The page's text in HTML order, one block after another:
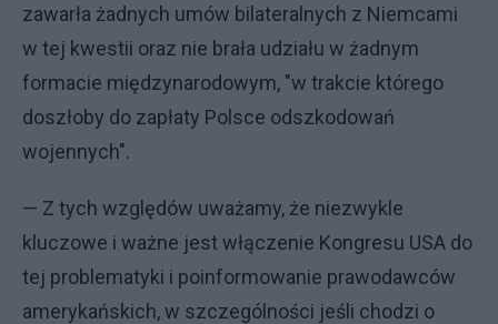
zawarła żadnych umów bilateralnych z Niemcami
w tej kwestii oraz nie brała udziału w żadnym
formacie międzynarodowym, "w trakcie którego
doszłoby do zapłaty Polsce odszkodowań
wojennych".
— Z tych względów uważamy, że niezwykle
kluczowe i ważne jest włączenie Kongresu USA do
tej problematyki i poinformowanie prawodawców
amerykańskich, w szczególności jeśli chodzi o